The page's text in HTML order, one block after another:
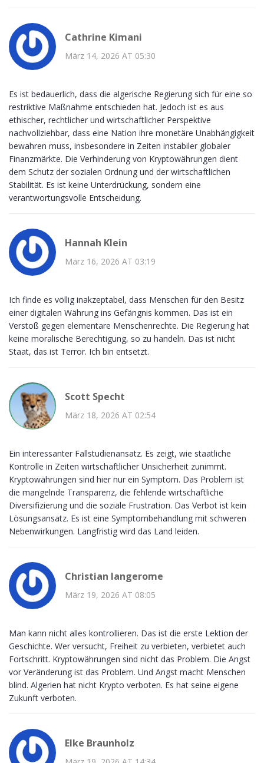
Cathrine Kimani
März 14, 2026 AT 05:30
Es ist bedauerlich, dass die algerische Regierung sich für eine so
restriktive Maßnahme entschieden hat. Jedoch ist es aus
ethischer, rechtlicher und wirtschaftlicher Perspektive
nachvollziehbar, dass eine Nation ihre monetäre Unabhängigkeit
bewahren muss, insbesondere in Zeiten instabiler globaler
Finanzmärkte. Die Verhinderung von Kryptowährungen dient
dem Schutz der sozialen Ordnung und der wirtschaftlichen
Stabilität. Es ist keine Unterdrückung, sondern eine
verantwortungsvolle Entscheidung.
Hannah Klein
März 16, 2026 AT 03:19
Ich finde es völlig inakzeptabel, dass Menschen für den Besitz
einer digitalen Währung ins Gefängnis kommen. Das ist ein
Verstoß gegen elementare Menschenrechte. Die Regierung hat
keine moralische Berechtigung, so zu handeln. Das ist nicht
Staat, das ist Terror. Ich bin entsetzt.
Scott Specht
März 18, 2026 AT 02:54
Ein interessanter Fallstudienansatz. Es zeigt, wie staatliche
Kontrolle in Zeiten wirtschaftlicher Unsicherheit zunimmt.
Kryptowährungen sind hier nur ein Symptom. Das Problem ist
die mangelnde Transparenz, die fehlende wirtschaftliche
Diversifizierung und die soziale Frustration. Das Verbot ist kein
Lösungsansatz. Es ist eine Symptombehandlung mit schweren
Nebenwirkungen. Langfristig wird das Land leiden.
Christian langerome
März 19, 2026 AT 08:05
Man kann nicht alles kontrollieren. Das ist die erste Lektion der
Geschichte. Wer versucht, Freiheit zu verbieten, verbietet auch
Fortschritt. Kryptowährungen sind nicht das Problem. Die Angst
vor Veränderung ist das Problem. Und Angst macht Menschen
blind. Algerien hat nicht Krypto verboten. Es hat seine eigene
Zukunft verboten.
Elke Braunholz